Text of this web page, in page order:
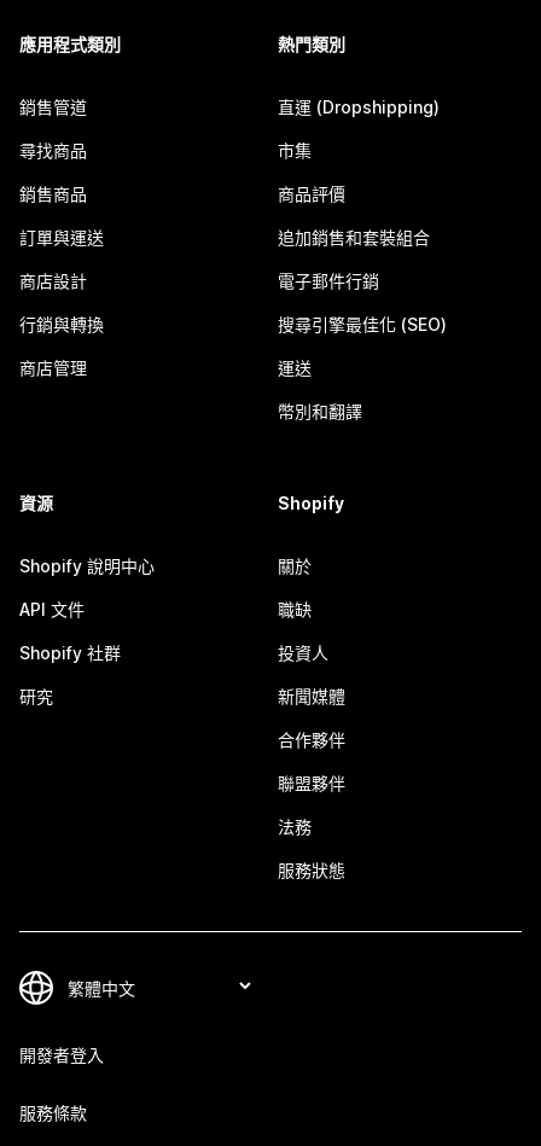
應用程式類別
銷售管道
尋找商品
銷售商品
訂單與運送
商店設計
行銷與轉換
商店管理
熱門類別
直運 (Dropshipping)
市集
商品評價
追加銷售和套裝組合
電子郵件行銷
搜尋引擎最佳化 (SEO)
運送
幣別和翻譯
資源
Shopify 說明中心
API 文件
Shopify 社群
研究
Shopify
關於
職缺
投資人
新聞媒體
合作夥伴
聯盟夥伴
法務
服務狀態
開發者登入
服務條款